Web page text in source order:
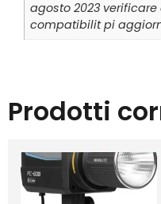
agosto 2023
compatibilit pi
Prodotti